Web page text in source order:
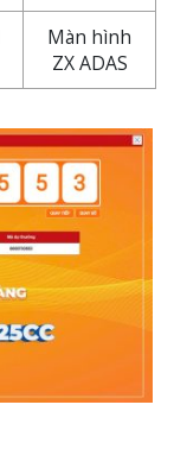
Màn hình
ZX ADAS